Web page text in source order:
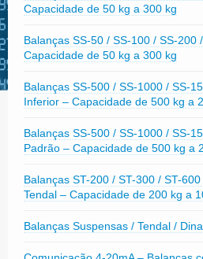
Capacidade de 50 kg a 300 kg
Balanças SS-50 / SS-100 / SS-200
Capacidade de 50 kg a 300 kg
Balanças SS-500 / SS-1000 / SS-
Inferior – Capacidade de 500 kg a
Balanças SS-500 / SS-1000 / SS-
Padrão – Capacidade de 500 kg a
Balanças ST-200 / ST-300 / ST-
Tendal – Capacidade de 200 kg a
Balanças Suspensas / Tendal /